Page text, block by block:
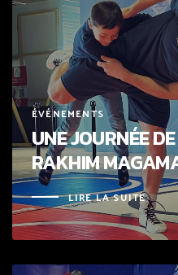
ÉVÉNEMENTS
UNE JOURNÉE
RAKHIM
LIRE LA SUITE